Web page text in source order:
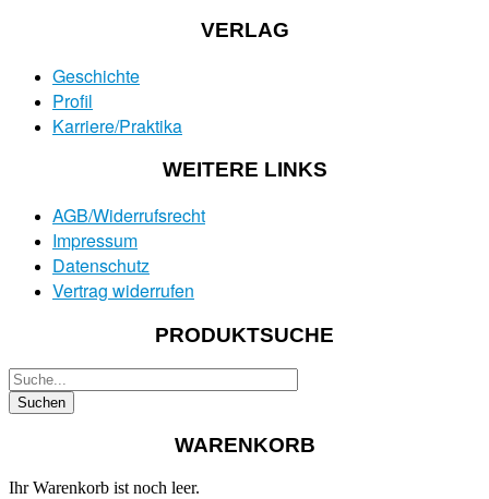
VERLAG
Geschichte
Profil
Karriere/Praktika
WEITERE LINKS
AGB/Widerrufsrecht
Impressum
Datenschutz
Vertrag widerrufen
PRODUKTSUCHE
WARENKORB
Ihr Warenkorb ist noch leer.